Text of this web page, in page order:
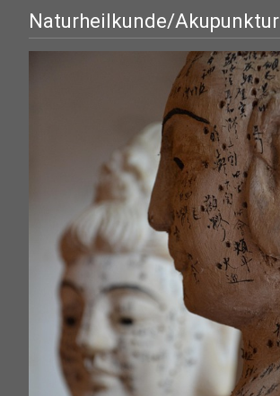
Naturheilkunde/Akupunktur